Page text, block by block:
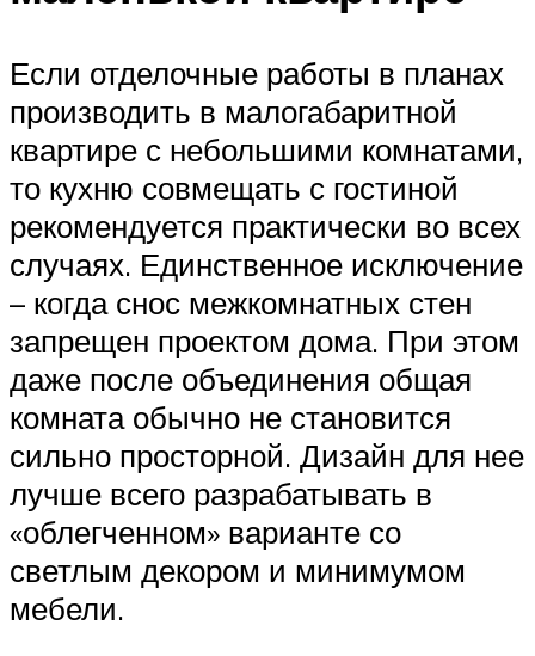
Если отделочные работы в планах
производить в малогабаритной
квартире с небольшими комнатами,
то кухню совмещать с гостиной
рекомендуется практически во всех
случаях. Единственное исключение
– когда снос межкомнатных стен
запрещен проектом дома. При этом
даже после объединения общая
комната обычно не становится
сильно просторной. Дизайн для нее
лучше всего разрабатывать в
«облегченном» варианте со
светлым декором и минимумом
мебели.